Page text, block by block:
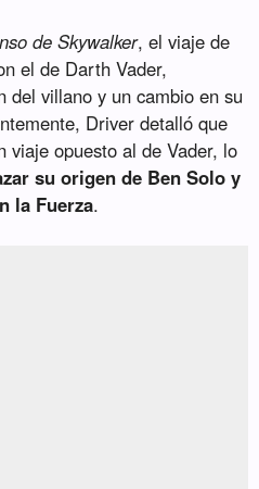
de Skywalker, el viaje de
el de Darth Vader,
del villano y un cambio en su
Driver detalló que
viaje opuesto al de Vader, lo
su origen de Ben Solo y
la Fuerza.